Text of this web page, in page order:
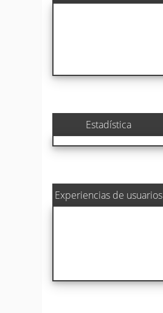
Estadística
Experiencias de usuarios